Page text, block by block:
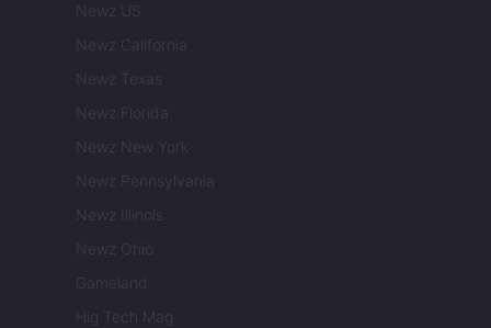
Newz US
Newz California
Newz Texas
Newz Florida
Newz New York
Newz Pennsylvania
Newz Illinois
Newz Ohio
Gameland
Hig Tech Mag